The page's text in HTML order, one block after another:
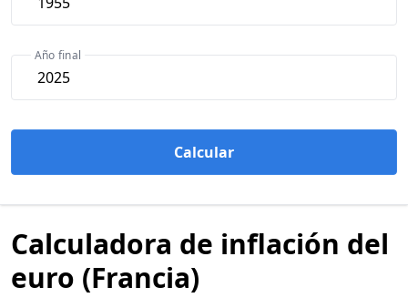
Año final
Calcular
Calculadora de inflación del
euro (Francia)